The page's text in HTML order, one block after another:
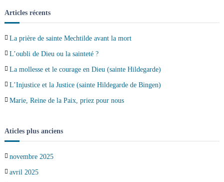
Articles récents
La prière de sainte Mechtilde avant la mort
L’oubli de Dieu ou la sainteté ?
La mollesse et le courage en Dieu (sainte Hildegarde)
L’Injustice et la Justice (sainte Hildegarde de Bingen)
Marie, Reine de la Paix, priez pour nous
Aticles plus anciens
novembre 2025
avril 2025